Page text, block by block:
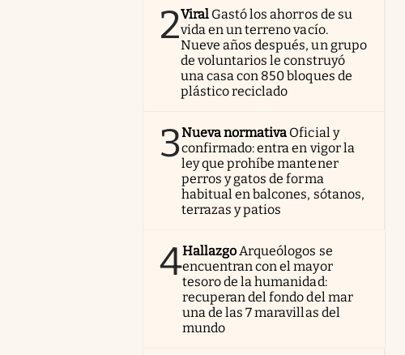
2Viral Gastó los ahorros de su
vida en un terreno vacío.
Nueve años después, un grupo
de voluntarios le construyó
una casa con 850 bloques de
plástico reciclado
3Nueva normativa Oficial y
confirmado: entra en vigor la
ley que prohíbe mantener
perros y gatos de forma
habitual en balcones, sótanos,
terrazas y patios
4Hallazgo Arqueólogos se
encuentran con el mayor
tesoro de la humanidad:
recuperan del fondo del mar
una de las 7 maravillas del
mundo